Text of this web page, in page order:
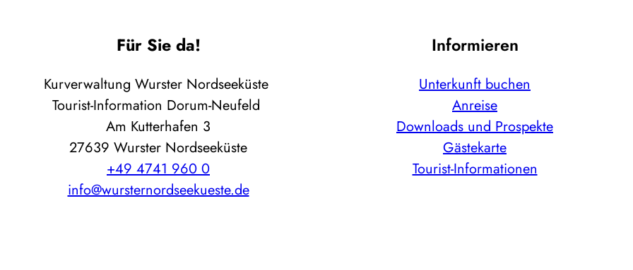
Für Sie da!
Kurverwaltung Wurster Nordseeküste
Tourist-Information Dorum-Neufeld
Am Kutterhafen 3
27639 Wurster Nordseeküste
+49 4741 960 0
info@wursternordseekueste.de
Informieren
Unterkunft buchen
Anreise
Downloads und Prospekte
Gästekarte
Tourist-Informationen